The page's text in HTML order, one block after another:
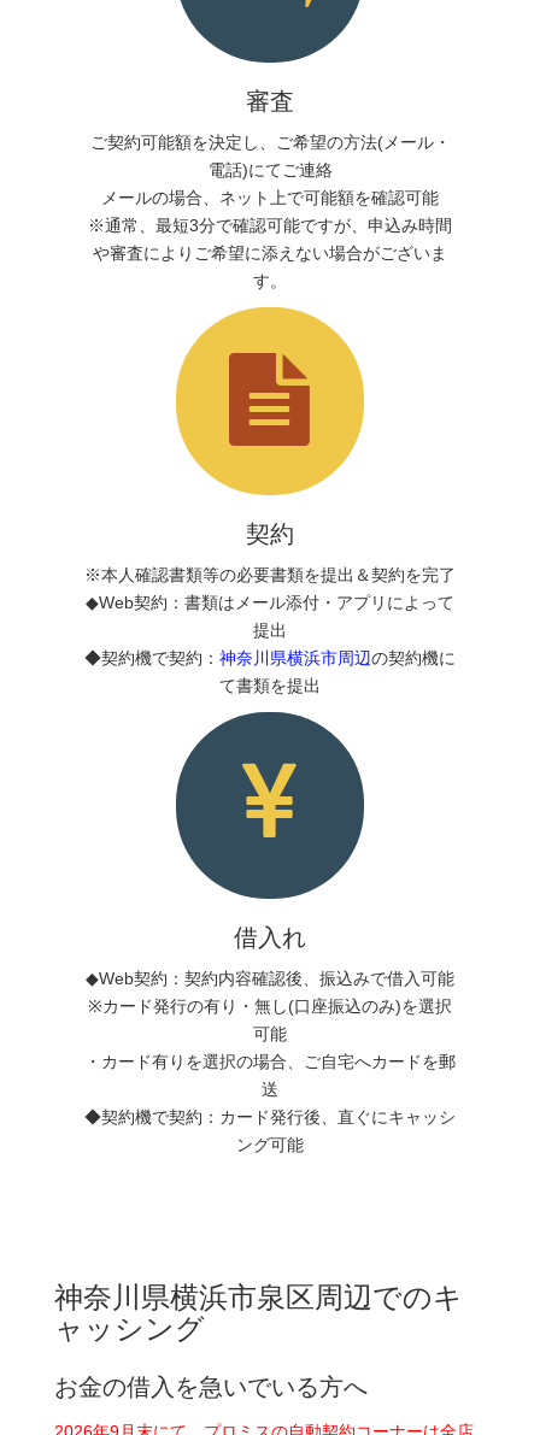
審査
ご契約可能額を決定し、ご希望の方法(メール・
電話)にてご連絡
メールの場合、ネット上で可能額を確認可能
※通常、最短3分で確認可能ですが、申込み時間
や審査によりご希望に添えない場合がございま
す。
契約
※本人確認書類等の必要書類を提出＆契約を完了
◆Web契約：書類はメール添付・アプリによって
提出
◆契約機で契約： 神奈川県横浜市周辺の契約機に
て書類を提出
借入れ
◆Web契約：契約内容確認後、振込みで借入可能
※カード発行の有り・無し(口座振込のみ)を選択
可能
・カード有りを選択の場合、ご自宅へカードを郵
送
◆契約機で契約：カード発行後、直ぐにキャッシ
ング可能
神奈川県横浜市泉区周辺でのキ
ャッシング
お金の借入を急いでいる方へ
2026年9月末にて、プロミスの自動契約コーナーは全店